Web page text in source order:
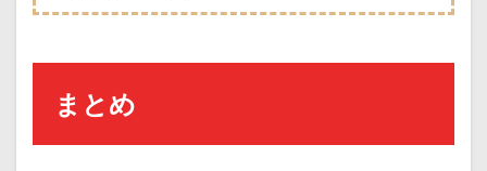
まとめ